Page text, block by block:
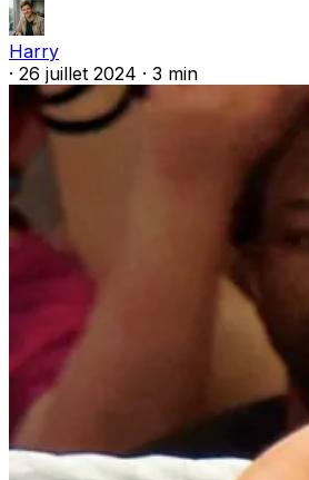
Harry
· 26 juillet 2024 · 3 min